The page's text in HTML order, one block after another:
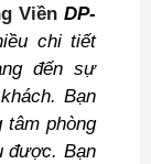
DP-
chi tiết
đến sự
Bạn
phòng
được. Bạn